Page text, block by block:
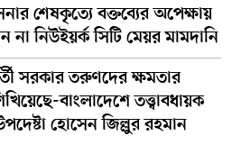
শেষকৃত্যে বক্তব্যের অপেক্ষায়
নিউইয়র্ক সিটি মেয়র মামদানি
সরকার তরুণদের ক্ষমতার
বাংলাদেশে তত্ত্বাবধায়ক
হোসেন জিল্লুর রহমান